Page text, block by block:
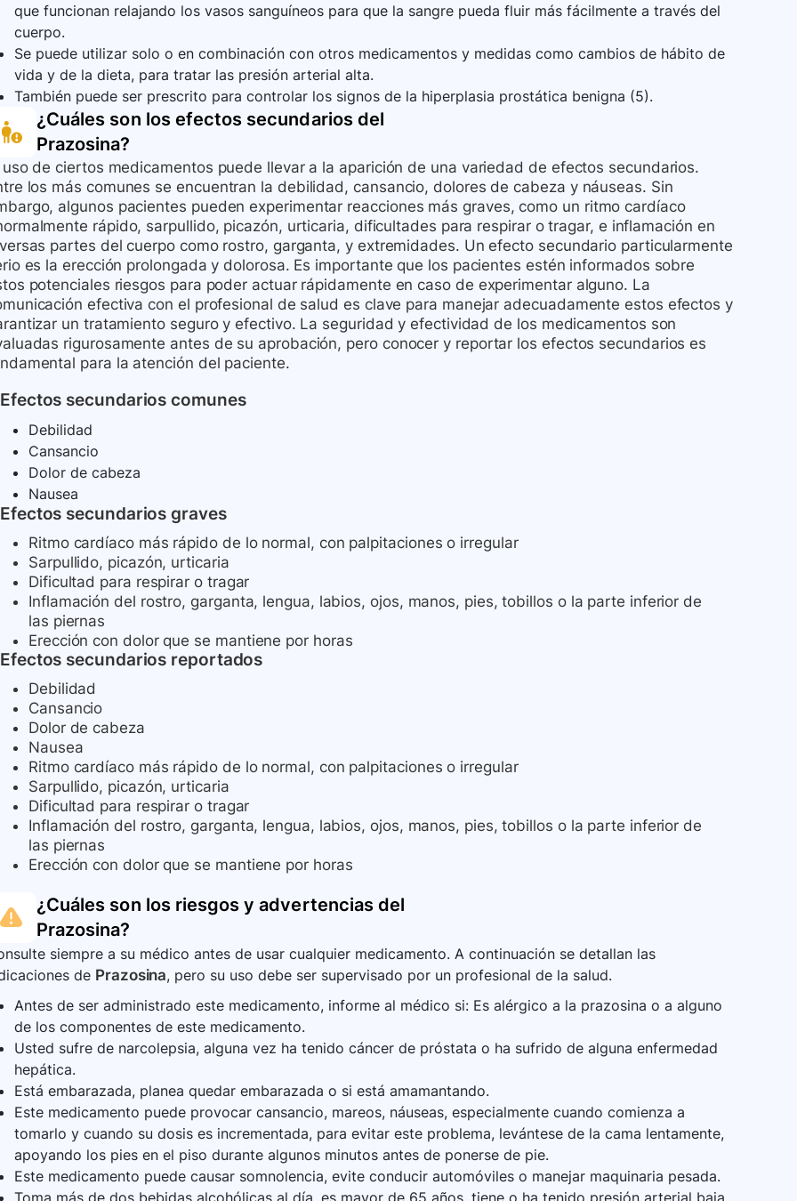
que funcionan relajando los vasos sanguíneos para que la sangre pueda fluir más fácilmente a través del
cuerpo.
Se puede utilizar solo o en combinación con otros medicamentos y medidas como cambios de hábito de
vida y de la dieta, para tratar las presión arterial alta.
También puede ser prescrito para controlar los signos de la hiperplasia prostática benigna (5).
¿Cuáles son los efectos secundarios del
Prazosina?
uso de ciertos medicamentos puede llevar a la aparición de una variedad de efectos secundarios.
los más comunes se encuentran la debilidad, cansancio, dolores de cabeza y náuseas. Sin
algunos pacientes pueden experimentar reacciones más graves, como un ritmo cardíaco
rápido, sarpullido, picazón, urticaria, dificultades para respirar o tragar, e inflamación en
partes del cuerpo como rostro, garganta, y extremidades. Un efecto secundario particularmente
es la erección prolongada y dolorosa. Es importante que los pacientes estén informados sobre
potenciales riesgos para poder actuar rápidamente en caso de experimentar alguno. La
efectiva con el profesional de salud es clave para manejar adecuadamente estos efectos y
un tratamiento seguro y efectivo. La seguridad y efectividad de los medicamentos son
rigurosamente antes de su aprobación, pero conocer y reportar los efectos secundarios es
para la atención del paciente.
Efectos secundarios comunes
Debilidad
Cansancio
Dolor de cabeza
Nausea
Efectos secundarios graves
Ritmo cardíaco más rápido de lo normal, con palpitaciones o irregular
Sarpullido, picazón, urticaria
Dificultad para respirar o tragar
Inflamación del rostro, garganta, lengua, labios, ojos, manos, pies, tobillos o la parte inferior de
las piernas
Erección con dolor que se mantiene por horas
Efectos secundarios reportados
Debilidad
Cansancio
Dolor de cabeza
Nausea
Ritmo cardíaco más rápido de lo normal, con palpitaciones o irregular
Sarpullido, picazón, urticaria
Dificultad para respirar o tragar
Inflamación del rostro, garganta, lengua, labios, ojos, manos, pies, tobillos o la parte inferior de
las piernas
Erección con dolor que se mantiene por horas
¿Cuáles son los riesgos y advertencias del
Prazosina?
siempre a su médico antes de usar cualquier medicamento. A continuación se detallan las
de Prazosina, pero su uso debe ser supervisado por un profesional de la salud.
Antes de ser administrado este medicamento, informe al médico si: Es alérgico a la prazosina o a alguno
de los componentes de este medicamento.
Usted sufre de narcolepsia, alguna vez ha tenido cáncer de próstata o ha sufrido de alguna enfermedad
hepática.
Está embarazada, planea quedar embarazada o si está amamantando.
Este medicamento puede provocar cansancio, mareos, náuseas, especialmente cuando comienza a
tomarlo y cuando su dosis es incrementada, para evitar este problema, levántese de la cama lentamente,
apoyando los pies en el piso durante algunos minutos antes de ponerse de pie.
Este medicamento puede causar somnolencia, evite conducir automóviles o manejar maquinaria pesada.